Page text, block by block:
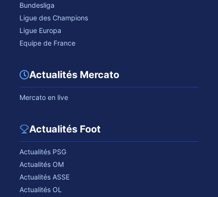
Bundesliga
Ligue des Champions
Ligue Europa
Equipe de France
Actualités Mercato
Mercato en live
Actualités Foot
Actualités PSG
Actualités OM
Actualités ASSE
Actualités OL